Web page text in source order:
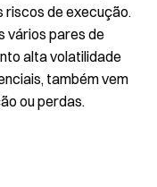
riscos de execução.
vários pares de
alta volatilidade
também vem
ou perdas.